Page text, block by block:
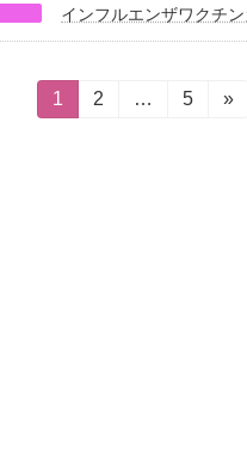
インフルエンザワクチ
固
定
1
固
2 …
固
5 »